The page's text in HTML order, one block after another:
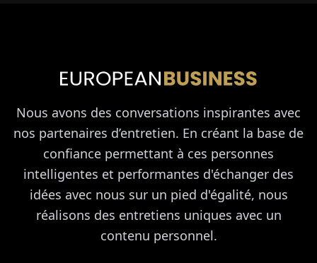
Nous avons des conversations inspirantes avec
nos partenaires d’entretien. En créant la base de
confiance permettant à ces personnes
intelligentes et performantes d'échanger des
idées avec nous sur un pied d'égalité, nous
réalisons des entretiens uniques avec un
contenu personnel.